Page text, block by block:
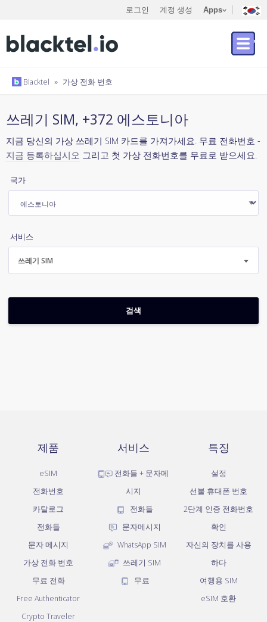
로그인 계정 생성 Apps
Blacktel » 가상 전화 번호
쓰레기 SIM, +372 에스토니아
지금 당신의 가상 쓰레기 SIM 카드를 가져가세요. 무료 전화번호 -
지금 등록하십시오 그리고 첫 가상 전화번호를 무료로 받으세요.
국가
서비스
쓰레기 SIM
제품
eSIM
전화번호
카탈로그
전화들
문자 메시지
가상 전화 번호
무료 전화
Free Authenticator
Crypto Traveler
서비스
전화들 + 문자메
시지
전화들
문자메시지
WhatsApp SIM
쓰레기 SIM
무료
특징
설정
선불 휴대폰 번호
2단계 인증 전화번호
확인
자신의 장치를 사용
하다
여행용 SIM
eSIM 호환